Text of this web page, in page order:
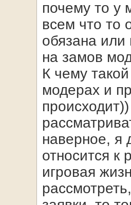
почему то у
всем что то
обязана
на замов
К чему
модерах и
наверное, я
относится к
игровая